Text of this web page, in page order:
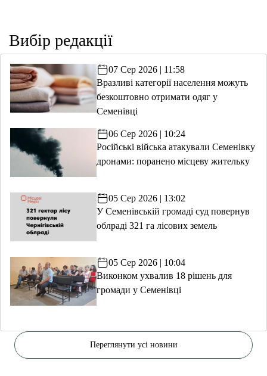
Вибір редакції
07 Сер 2026 | 11:58
Вразливі категорії населення можуть
безкоштовно отримати одяг у
Семенівці
06 Сер 2026 | 10:24
Російські війська атакували Семенівку
дронами: поранено місцеву жительку
05 Сер 2026 | 13:02
У Семенівській громаді суд повернув
облраді 321 га лісових земель
05 Сер 2026 | 10:04
Виконком ухвалив 18 рішень для
громади у Семенівці
Переглянути усі новини